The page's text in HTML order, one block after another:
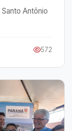
Antônio
572